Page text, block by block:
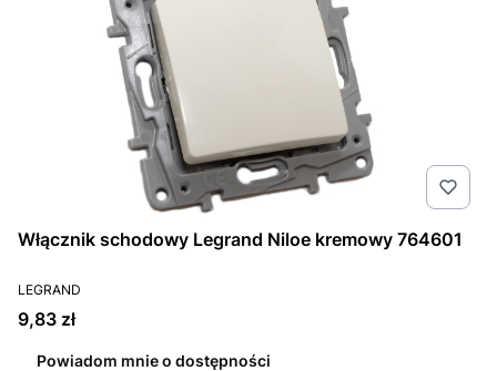
Włącznik schodowy Legrand Niloe kremowy 764601
PRODUCENT
LEGRAND
Cena
9,83 zł
Powiadom mnie o dostępności